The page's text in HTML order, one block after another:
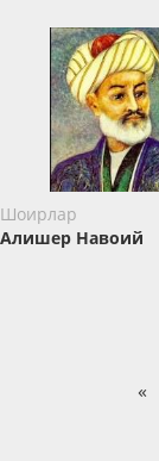
Шоирлар
Алишер Навоий
«